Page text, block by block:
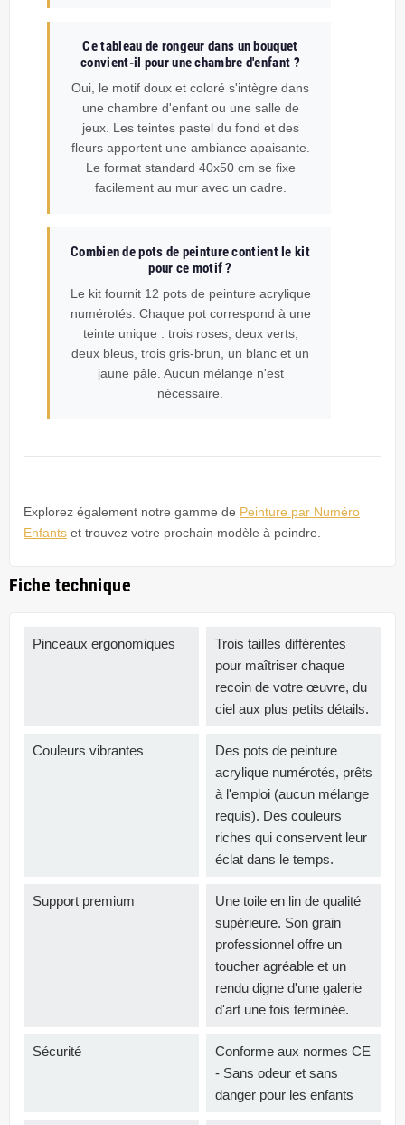
Ce tableau de rongeur dans un bouquet
convient-il pour une chambre d'enfant ?
Oui, le motif doux et coloré s'intègre dans
une chambre d'enfant ou une salle de
jeux. Les teintes pastel du fond et des
fleurs apportent une ambiance apaisante.
Le format standard 40x50 cm se fixe
facilement au mur avec un cadre.
Combien de pots de peinture contient le kit
pour ce motif ?
Le kit fournit 12 pots de peinture acrylique
numérotés. Chaque pot correspond à une
teinte unique : trois roses, deux verts,
deux bleus, trois gris-brun, un blanc et un
jaune pâle. Aucun mélange n'est
nécessaire.
Explorez également notre gamme de Peinture par Numéro
Enfants et trouvez votre prochain modèle à peindre.
Fiche technique
Pinceaux ergonomiques
Trois tailles différentes
pour maîtriser chaque
recoin de votre œuvre, du
ciel aux plus petits détails.
Couleurs vibrantes
Des pots de peinture
acrylique numérotés, prêts
à l'emploi (aucun mélange
requis). Des couleurs
riches qui conservent leur
éclat dans le temps.
Support premium
Une toile en lin de qualité
supérieure. Son grain
professionnel offre un
toucher agréable et un
rendu digne d'une galerie
d'art une fois terminée.
Sécurité
Conforme aux normes CE
- Sans odeur et sans
danger pour les enfants